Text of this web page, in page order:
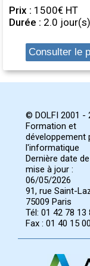
Prix : 1500€ HT
Durée : 2.0
Consulter le
© DOLFI 2001 -
Formation et
développement
l'informatique
Dernière date de
mise à jour :
06/05/2026
91, rue Saint-
75009 Paris
Tél: 01 42 78 13
Fax : 01 40 15